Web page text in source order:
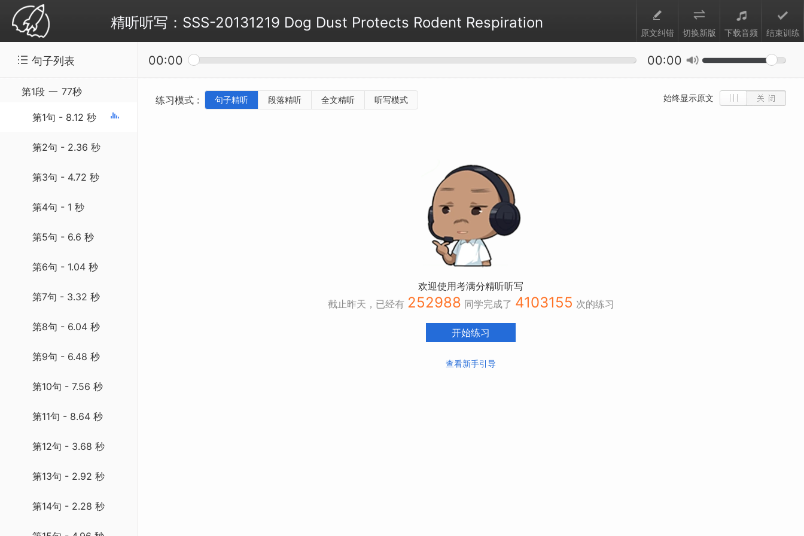
精听听写：SSS-20131219 Dog Dust Protects Rodent Respiration
原文纠错 切换新版 下载音频 结束训练
句子列表 00:00 00:00
第1段 一 77秒
第1句 - 8.12 秒
第2句 - 2.36 秒
第3句 - 4.72 秒
第4句 - 1 秒
第5句 - 6.6 秒
第6句 - 1.04 秒
第7句 - 3.32 秒
第8句 - 6.04 秒
第9句 - 6.48 秒
第10句 - 7.56 秒
第11句 - 8.64 秒
第12句 - 3.68 秒
第13句 - 2.92 秒
第14句 - 2.28 秒
始终显示原文
练习模式 : 句子精听 段落精听 全文精听 听写模式
欢迎使用考满分精听听写
截止昨天，已经有 252988 同学完成了 4103155 次的练习
开始练习
查看新手引导